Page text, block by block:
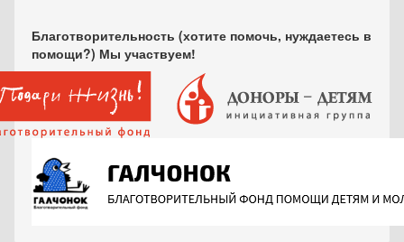
Благотворительность (хотите помочь, нуждаетесь в
помощи?) Мы участвуем!